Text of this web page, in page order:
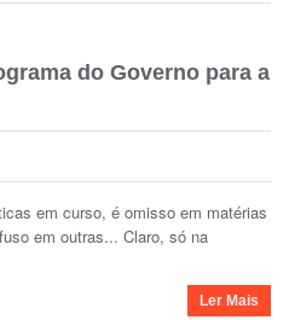
do Governo para a
em curso, é omisso em matérias
em outras... Claro, só na
Ler Mais